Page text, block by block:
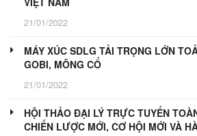
21/01/2022
MÁY XÚC SDLG TẢI TRỌNG LỚN
GOBI, MÔNG CỔ
21/01/2022
HỘI THẢO ĐẠI LÝ TRỰC TUYẾN
CHIẾN LƯỢC MỚI, CƠ HỘI MỚI VÀ